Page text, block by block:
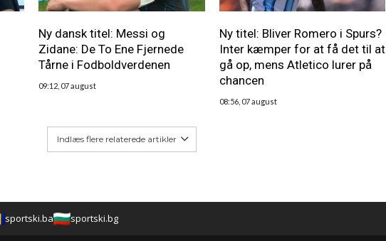
Ny dansk titel: Messi og
Zidane: De To Ene Fjernede
Tårne i Fodboldverdenen
09:12, 07 august
Ny titel: Bliver Romero i Spurs?
Inter kæmper for at få det til at
gå op, mens Atletico lurer på
chancen
08:56, 07 august
Indlæs flere relaterede artikler
sportski.ba sportski.bg